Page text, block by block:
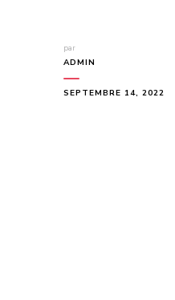
par
ADMIN
SEPTEMBRE 14, 2022